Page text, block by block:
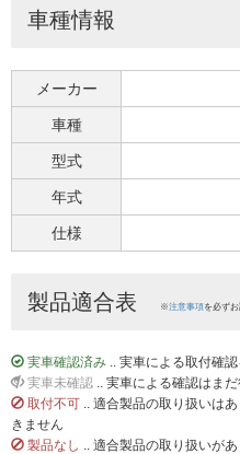
車種情報
メーカー
車種
型式
年式
仕様
製品適合表 ※注意事項を必ず
実車確認済み .. 実車による取付確
実車未確認 .. 実車による確認はま
取付不可 .. 適合製品の取り扱いは
きません
製品なし .. 適合製品の取り扱いが